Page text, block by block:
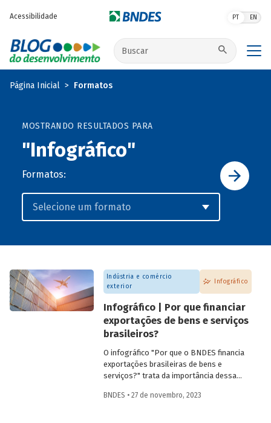
Acessibilidade PT EN
Buscar no site
Página Inicial Formatos
MOSTRANDO RESULTADOS PARA
"Infográfico"
Formatos:
Indústria e comércio
exterior
Infográfico
Infográfico | Por que financiar
exportações de bens e serviços
brasileiros?
O infográfico "Por que o BNDES financia
exportações brasileiras de bens e
serviços?" trata da importância dessa
com sistemas públicos de apoio à
BNDES • 27 de novembro, 2023